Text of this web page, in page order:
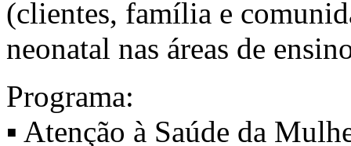
(clientes, família e
neonatal nas áreas de
Programa:
▪ Atenção à Saúde da